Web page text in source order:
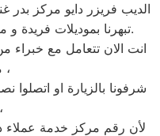
الديب فريزر دايو مركز بدر
تبهرنا بموديلات فريدة و مختلفة التقنية عن مثيلاتها انها دايو.
انت الان تتعامل مع خبراء
مركز بدر ،
شرفونا بالزيارة او اتصلوا
الفورية،
لأن رقم مركز خدمة عملاء